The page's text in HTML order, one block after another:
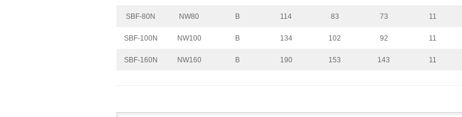
SBF-80N NW80 B 114 83 73 11
SBF-100N NW100 B 134 102 92 11
SBF-160N NW160 B 190 153 143 11